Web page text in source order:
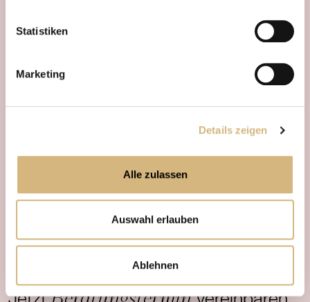
Statistiken
Marketing
Details zeigen
Alle zulassen
Auswahl erlauben
Ablehnen
Beratungstermin